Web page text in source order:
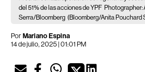
del 51% de las acciones de YPF Photographer:
Serra/Bloomberg (Bloomberg/Anita Pouchard
PorMariano Espina
14 de julio, 2025 | 01:01 PM